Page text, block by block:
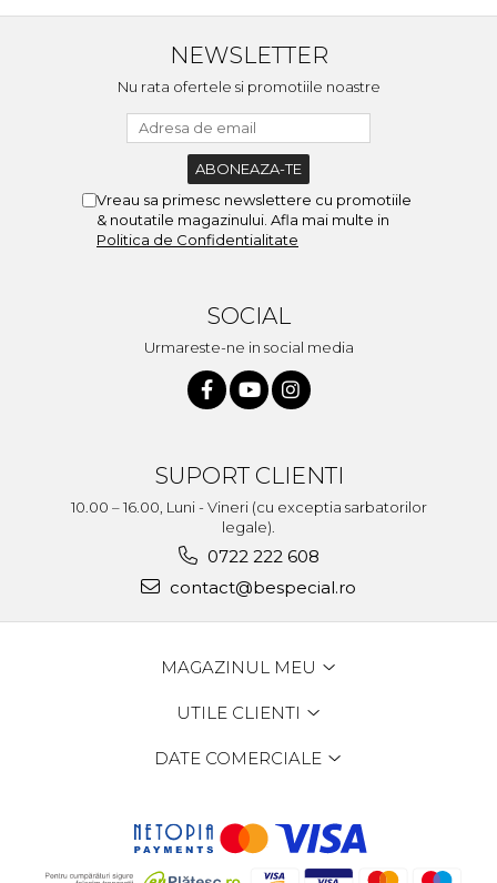
NEWSLETTER
Nu rata ofertele si promotiile noastre
Vreau sa primesc newslettere cu promotiile
& noutatile magazinului. Afla mai multe in
Politica de Confidentialitate
SOCIAL
Urmareste-ne in social media
SUPORT CLIENTI
10.00 – 16.00, Luni - Vineri (cu exceptia sarbatorilor
legale).
0722 222 608
contact@bespecial.ro
MAGAZINUL MEU
UTILE CLIENTI
DATE COMERCIALE